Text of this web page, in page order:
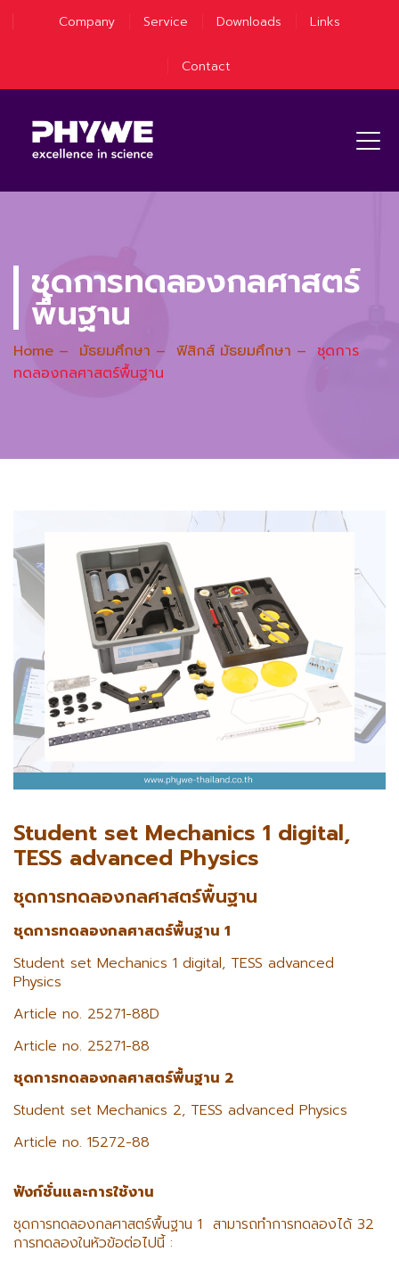
Company Service Downloads Links
Contact
ชุดการทดลองกลศาสตร์
พื้นฐาน
Home – มัธยมศึกษา – ฟิสิกส์ มัธยมศึกษา – ชุดการ
ทดลองกลศาสตร์พื้นฐาน
Student set Mechanics 1 digital,
TESS advanced Physics
ชุดการทดลองกลศาสตร์พื้นฐาน
ชุดการทดลองกลศาสตร์พื้นฐาน 1
Student set Mechanics 1 digital, TESS advanced
Physics
Article no. 25271-88D
Article no. 25271-88
ชุดการทดลองกลศาสตร์พื้นฐาน 2
Student set Mechanics 2, TESS advanced Physics
Article no. 15272-88
ฟังก์ชั่นและการใช้งาน
ชุดการทดลองกลศาสตร์พื้นฐาน 1 สามารถทำการทดลองได้ 32
การทดลองในหัวข้อต่อไปนี้ :